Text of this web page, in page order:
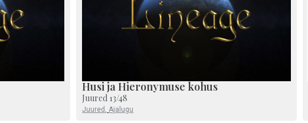
Husi ja Hieronymuse kohus
Juured 13/48
Juured ,Ajalugu